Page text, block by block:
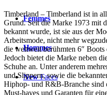
Femmes
Hommes
NewFaces
Timberland – Timberland ist in
Grund. Seit die Marke 1973 mit
bekannt wurde, ist sie aus der
Arbeitsmode, nicht mehr
die weltweit berühmten 6″ Boots
Jedoch bietet die Marke neben
Schuhe an. Unter anderem
und Slippern, sowie die
Hiphop- und R&B-Branche sind
Must-haves und Garanten für